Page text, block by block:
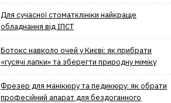
Для сучасної стоматклініки найкраще
обладнання від ІПСТ
Ботокс навколо очей у Києві: як прибрати
«гусячі лапки» та зберегти природну міміку
Фрезер для манікюру та педикюру: як обрати
професійний апарат для бездоганного